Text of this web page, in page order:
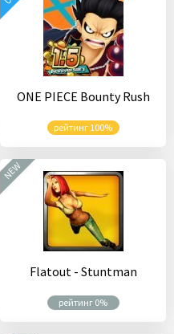
ONE PIECE Bounty Rush
рейтинг 100%
Flatout - Stuntman
рейтинг 0%
NEW